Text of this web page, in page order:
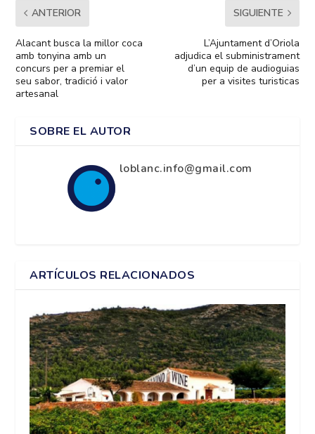
ANTERIOR
Alacant busca la millor coca
amb tonyina amb un
concurs per a premiar el
seu sabor, tradició i valor
artesanal
SIGUIENTE
L’Ajuntament d’Oriola
adjudica el subministrament
d’un equip de audioguias
per a visites turisticas
SOBRE EL AUTOR
loblanc.info@gmail.com
ARTÍCULOS RELACIONADOS